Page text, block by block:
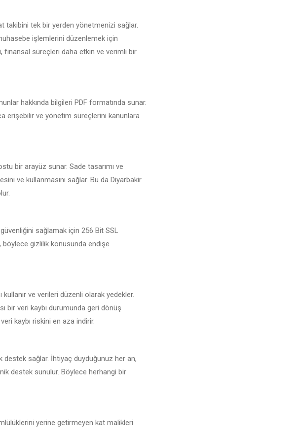
takibini tek bir yerden yönetmenizi sağlar.
işlemlerini düzenlemek için
finansal süreçleri daha etkin ve verimli bir
hakkında bilgileri PDF formatında sunar.
erişebilir ve yönetim süreçlerini kanunlara
bir arayüz sunar. Sade tasarımı ve
ve kullanmasını sağlar. Bu da Diyarbakir
sağlamak için 256 Bit SSL
böylece gizlilik konusunda endişe
ve verileri düzenli olarak yedekler.
bir veri kaybı durumunda geri dönüş
kaybı riskini en aza indirir.
sağlar. İhtiyaç duyduğunuz her an,
destek sunulur. Böylece herhangi bir
yerine getirmeyen kat malikleri